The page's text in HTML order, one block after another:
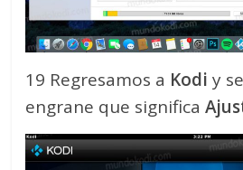
19 Regresamos a Kodiy
engrane que significa